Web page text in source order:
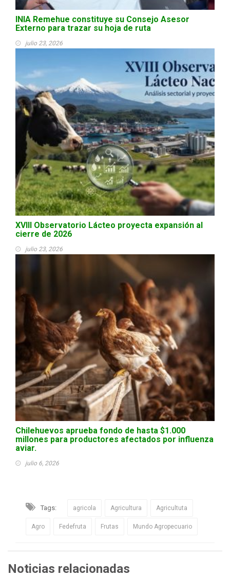
INIA Remehue constituye su Consejo Asesor
Externo para trazar su hoja de ruta
julio 23, 2026
XVIII Observatorio Lácteo proyecta expansión al
cierre de 2026
julio 23, 2026
Chilehuevos aprueba fondo de hasta $1.000
millones para productores afectados por influenza
aviar.
julio 6, 2026
Tags: agricola Agricultura Agricultuta
Agro Fedefruta Frutas Mundo Agropecuario
Noticias relacionadas